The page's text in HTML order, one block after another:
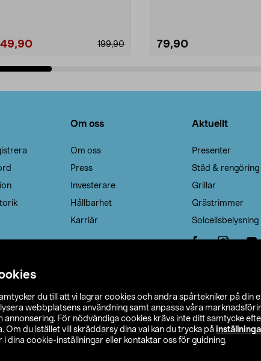
du till att vi lagrar cookies och andra spårtekniker på din
webbplatsens användning samt anpassa våra
annonsering. För nödvändiga cookies krävs inte ditt samtycke
Om du istället vill skräddarsy dina val kan du trycka på
dina cookie-inställningar eller kontaktar oss för guidning.
199,90 79,90
Om oss
Om oss
Press
Investerare
Hållbarhet
Karriär
Aktuellt
Presenter
Städ & rengöring
Grillar
Grästrimmer
Solcellsbelysning